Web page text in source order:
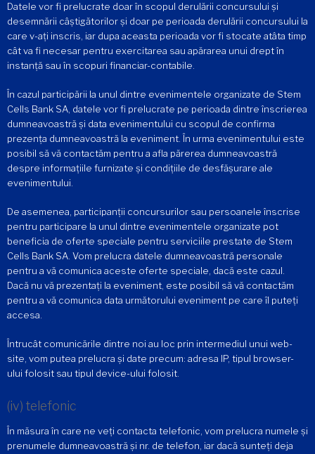
Datele vor fi prelucrate doar în scopul derulării concursului și
desemnării câștigătorilor și doar pe perioada derulării concursului la
care v-ați inscris, iar dupa aceasta perioada vor fi stocate atâta timp
cât va fi necesar pentru exercitarea sau apărarea unui drept în
instanță sau în scopuri financiar-contabile.
În cazul participării la unul dintre evenimentele organizate de Stem
Cells Bank SA, datele vor fi prelucrate pe perioada dintre înscrierea
dumneavoastră și data evenimentului cu scopul de confirma
prezența dumneavoastră la eveniment. În urma evenimentului este
posibil să vă contactăm pentru a afla părerea dumneavoastră
despre informațiile furnizate și condițiile de desfășurare ale
evenimentului.
De asemenea, participanții concursurilor sau persoanele înscrise
pentru participare la unul dintre evenimentele organizate pot
beneficia de oferte speciale pentru serviciile prestate de Stem
Cells Bank SA. Vom prelucra datele dumneavoastră personale
pentru a vă comunica aceste oferte speciale, dacă este cazul.
Dacă nu vă prezentați la eveniment, este posibil să vă contactăm
pentru a vă comunica data următorului eveniment pe care îl puteți
accesa.
Întrucât comunicările dintre noi au loc prin intermediul unui web-
site, vom putea prelucra și date precum: adresa IP, tipul browser-
ului folosit sau tipul device-ului folosit.
(iv) telefonic
În măsura în care ne veți contacta telefonic, vom prelucra numele și
prenumele dumneavoastră și nr. de telefon, iar dacă sunteți deja